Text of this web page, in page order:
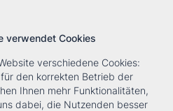
verwendet Cookies
verschiedene Cookies:
den korrekten Betrieb der
Ihnen mehr Funktionalitäten,
dabei, die Nutzenden besser